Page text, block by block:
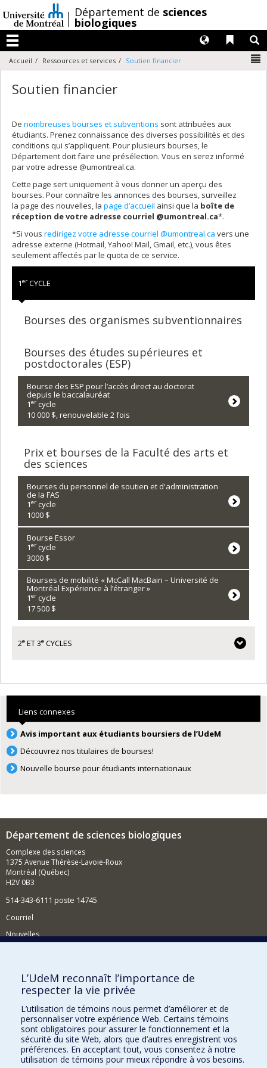
au
contenu
/Département de sciences
biologiques
Menu
Liens
Langues
Accueil Ressources et services Soutien financier
Soutien financier
De nombreuses bourses et subventions sont attribuées aux
étudiants. Prenez connaissance des diverses possibilités et des
conditions qui s’appliquent. Pour plusieurs bourses, le
Département doit faire une présélection. Vous en serez informé
par votre adresse @umontreal.ca.
Cette page sert uniquement à vous donner un aperçu des
bourses. Pour connaître les annonces des bourses, surveillez
la page des nouvelles, la page d’accueil ainsi que la boîte de
réception de votre adresse courriel @umontreal.ca*.
*Si vous redirigez votre adresse courriel @umontreal.ca vers une
adresse externe (Hotmail, Yahoo! Mail, Gmail, etc.), vous êtes
seulement affectés par le quota de ce service.
1er CYCLE
Bourses des organismes subventionnaires
Bourses des études supérieures et
postdoctorales (ESP)
Bourse des ESP pour l’accès direct au doctorat
depuis le baccalauréat
1er cycle
10 000 $, renouvelable 2 fois
Prix et bourses de la Faculté des arts et
des sciences
Bourses du personnel de soutien et d'administration
de la FAS
1er cycle
1000 $
Bourse Essor
1er cycle
3000 $
Bourses de mobilité « McCall MacBain – Université de
Montréal Expérience à l’étranger »
1er cycle
17 500 $
2e ET 3e CYCLES
Liens connexes
Avis important aux étudiants boursiers de l’UdeM
Découvrez nos titulaires de bourses!
Nouvelle bourse pour étudiants internationaux
Département de sciences biologiques
Complexe des sciences
1375 Avenue Thérèse-Lavoie-Roux
Montréal (Québec)
H2V 0B3
514-343-6111 poste 14745
Courriel
Nouvelles
Comment soutenir le Département?
BESOIN D'AIDE?
Plan du site
Signaler une erreur
Accessibilité
FACULTÉ DES ARTS ET DES SCIENCES
L’UdeM reconnaît l’importance de
respecter la vie privée
L’utilisation de témoins nous permet d’améliorer et de
personnaliser votre expérience Web. Certains témoins
sont obligatoires pour assurer le fonctionnement et la
sécurité du site Web, alors que d’autres enregistrent vos
préférences. En acceptant tout, vous consentez à notre
utilisation de témoins pour mieux répondre à vos besoins.